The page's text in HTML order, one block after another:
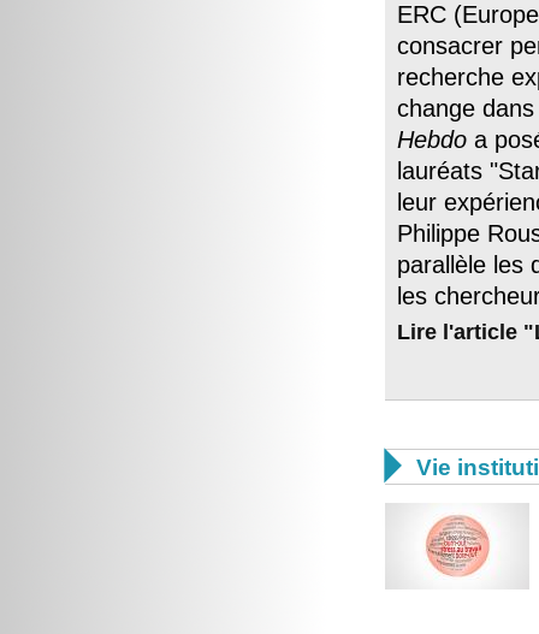
ERC
consacrer
recherche
change
Hebdo a
lauréats
leur
Philippe
parallèle les
les
Lire l'article
 Vie